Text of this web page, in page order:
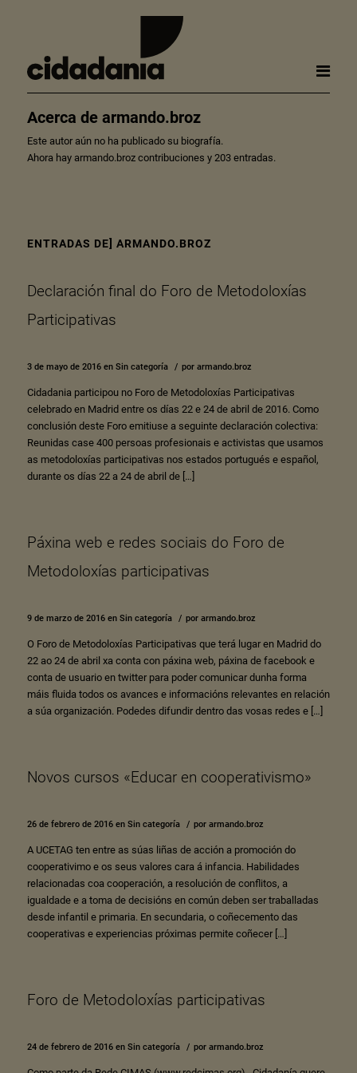
Acerca de armando.broz
Este autor aún no ha publicado su biografía.
Ahora hay armando.brozcontribuciones y 203 entradas.
ENTRADAS DE] ARMANDO.BROZ
Declaración final do Foro de Metodoloxías
Participativas
3 de mayo de 2016 en Sin categoría / por armando.broz
Cidadania participou no Foro de Metodoloxías Participativas
celebrado en Madrid entre os días 22 e 24 de abril de 2016. Como
conclusión deste Foro emitiuse a seguinte declaración colectiva:
Reunidas case 400 persoas profesionais e activistas que usamos
as metodoloxías participativas nos estados portugués e español,
durante os días 22 a 24 de abril de […]
Páxina web e redes sociais do Foro de
Metodoloxías participativas
9 de marzo de 2016 en Sin categoría / por armando.broz
O Foro de Metodoloxías Participativas que terá lugar en Madrid do
22 ao 24 de abril xa conta con páxina web, páxina de facebook e
conta de usuario en twitter para poder comunicar dunha forma
máis fluida todos os avances e informacións relevantes en relación
a súa organización. Podedes difundir dentro das vosas redes e […]
Novos cursos «Educar en cooperativismo»
26 de febrero de 2016 en Sin categoría / por armando.broz
A UCETAG ten entre as súas liñas de acción a promoción do
cooperativimo e os seus valores cara á infancia. Habilidades
relacionadas coa cooperación, a resolución de conflitos, a
igualdade e a toma de decisións en común deben ser traballadas
desde infantil e primaria. En secundaria, o coñecemento das
cooperativas e experiencias próximas permite coñecer […]
Foro de Metodoloxías participativas
24 de febrero de 2016 en Sin categoría / por armando.broz